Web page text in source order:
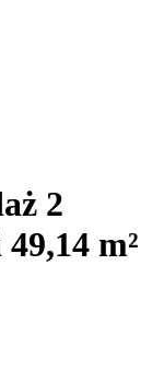
2
m²